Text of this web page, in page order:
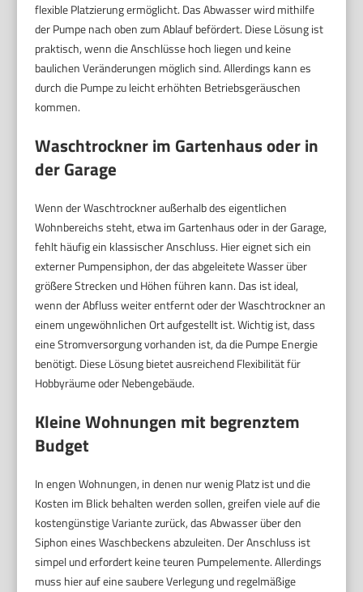
flexible Platzierung ermöglicht. Das Abwasser wird mithilfe
der Pumpe nach oben zum Ablauf befördert. Diese Lösung ist
praktisch, wenn die Anschlüsse hoch liegen und keine
baulichen Veränderungen möglich sind. Allerdings kann es
durch die Pumpe zu leicht erhöhten Betriebsgeräuschen
kommen.
Waschtrockner im Gartenhaus oder in
der Garage
Wenn der Waschtrockner außerhalb des eigentlichen
Wohnbereichs steht, etwa im Gartenhaus oder in der Garage,
fehlt häufig ein klassischer Anschluss. Hier eignet sich ein
externer Pumpensiphon, der das abgeleitete Wasser über
größere Strecken und Höhen führen kann. Das ist ideal,
wenn der Abfluss weiter entfernt oder der Waschtrockner an
einem ungewöhnlichen Ort aufgestellt ist. Wichtig ist, dass
eine Stromversorgung vorhanden ist, da die Pumpe Energie
benötigt. Diese Lösung bietet ausreichend Flexibilität für
Hobbyräume oder Nebengebäude.
Kleine Wohnungen mit begrenztem
Budget
In engen Wohnungen, in denen nur wenig Platz ist und die
Kosten im Blick behalten werden sollen, greifen viele auf die
kostengünstige Variante zurück, das Abwasser über den
Siphon eines Waschbeckens abzuleiten. Der Anschluss ist
simpel und erfordert keine teuren Pumpelemente. Allerdings
muss hier auf eine saubere Verlegung und regelmäßige